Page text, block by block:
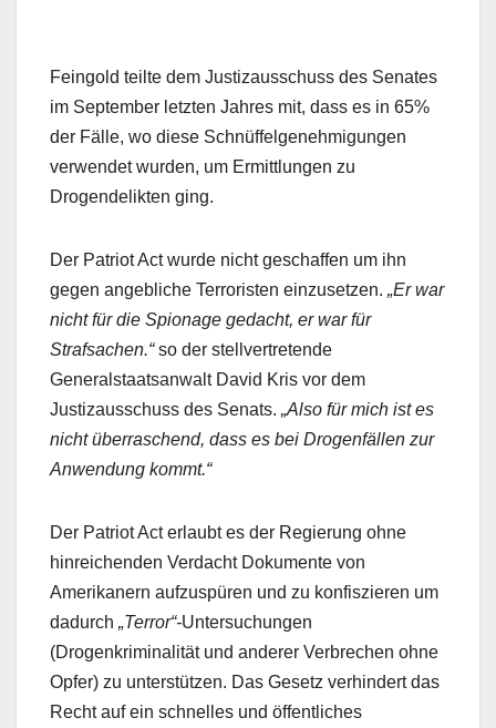
Feingold teilte dem Justizausschuss des Senates
im September letzten Jahres mit, dass es in 65%
der Fälle, wo diese Schnüffelgenehmigungen
verwendet wurden, um Ermittlungen zu
Drogendelikten ging.
Der Patriot Act wurde nicht geschaffen um ihn
gegen angebliche Terroristen einzusetzen. „Er war
nicht für die Spionage gedacht, er war für
Strafsachen.“so der stellvertretende
Generalstaatsanwalt David Kris vor dem
Justizausschuss des Senats. „Also für mich ist es
nicht überraschend, dass es bei Drogenfällen zur
Anwendung kommt.“
Der Patriot Act erlaubt es der Regierung ohne
hinreichenden Verdacht Dokumente von
Amerikanern aufzuspüren und zu konfiszieren um
dadurch „Terror“-Untersuchungen
(Drogenkriminalität und anderer Verbrechen ohne
Opfer) zu unterstützen. Das Gesetz verhindert das
Recht auf ein schnelles und öffentliches